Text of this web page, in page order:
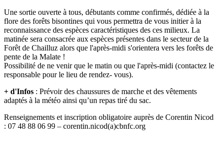
Une sortie ouverte à tous, débutants comme confirmés, dédiée à la
flore des forêts bisontines qui vous permettra de vous initier à la
reconnaissance des espèces caractéristiques des ces milieux. La
matinée sera consacrée aux espèces présentes dans le secteur de la
Forêt de Chailluz alors que l'après-midi s'orientera vers les forêts de
pente de la Malate !
Possibilité de ne venir que le matin ou que l'après-midi (contactez le
responsable pour le lieu de rendez- vous).
+ d'Infos : Prévoir des chaussures de marche et des vêtements
adaptés à la météo ainsi qu’un repas tiré du sac.
Renseignements et inscription obligatoire auprès de Corentin Nicod
: 07 48 88 06 99 – corentin.nicod(a)cbnfc.org